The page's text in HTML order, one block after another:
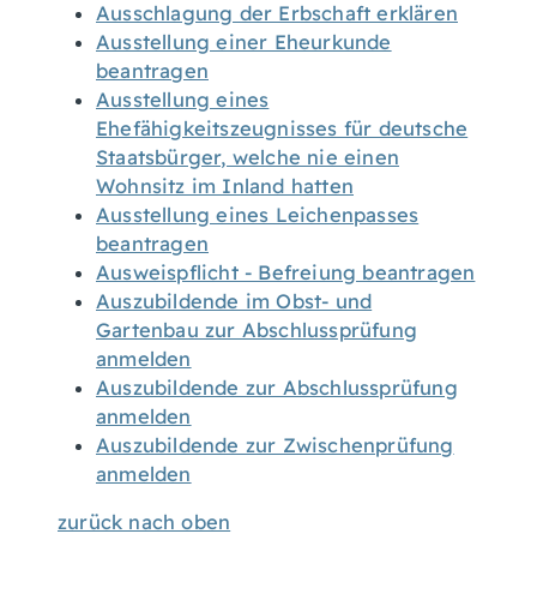
Ausschlagung der Erbschaft erklären
Ausstellung einer Eheurkunde
beantragen
Ausstellung eines
Ehefähigkeitszeugnisses für deutsche
Staatsbürger, welche nie einen
Wohnsitz im Inland hatten
Ausstellung eines Leichenpasses
beantragen
Ausweispflicht - Befreiung beantragen
Auszubildende im Obst- und
Gartenbau zur Abschlussprüfung
anmelden
Auszubildende zur Abschlussprüfung
anmelden
Auszubildende zur Zwischenprüfung
anmelden
zurück nach oben